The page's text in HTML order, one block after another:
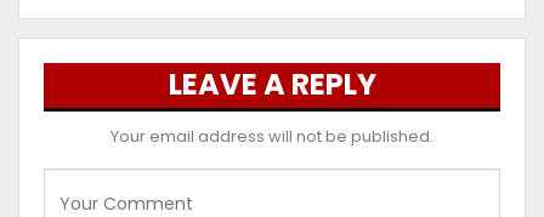
LEAVE A REPLY
Your email address will not be published.